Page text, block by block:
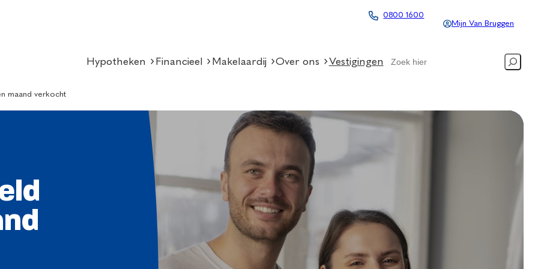
0800 1600
Mijn Van Bruggen
Hypotheken Financieel Makelaardij Over ons Vestigingen Search
maand verkocht